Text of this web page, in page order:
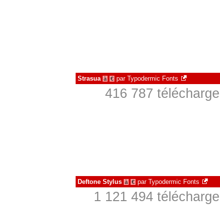
Strasua à € par Typodermic Fonts
416 787
Deftone Stylus à € par Typodermic Fonts
1 121 494